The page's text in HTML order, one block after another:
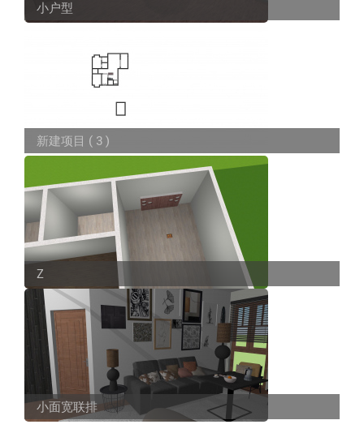
小户型
新建项目 ( 3 )
Z
小面宽联排